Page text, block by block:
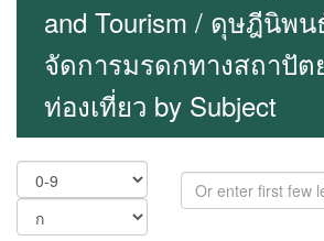
and Tourism / ดุษฎีนิพน
จัดการมรดกทางสถาปัต
ท่องเที่ยว by Subject